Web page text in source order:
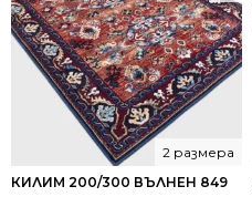
КИЛИМ 200/300 ВЪЛНЕН 849
2 размера